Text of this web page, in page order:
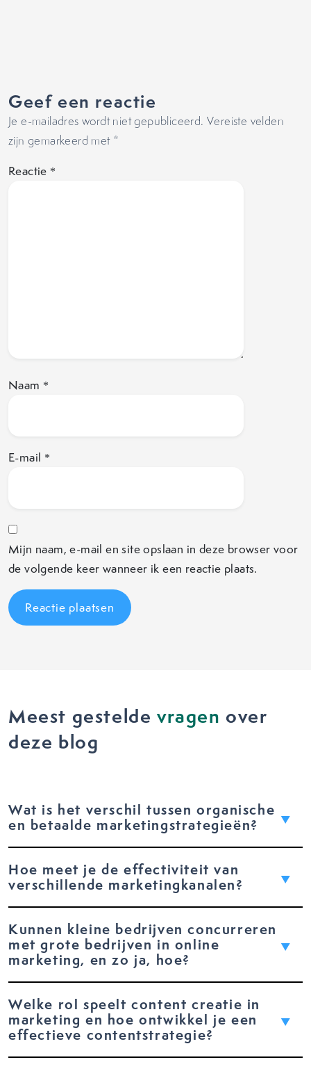
Geef een reactie
Je e-mailadres wordt niet gepubliceerd. Vereiste velden
zijn gemarkeerd met *
Reactie *
Naam *
E-mail *
Mijn naam, e-mail en site opslaan in deze browser voor
de volgende keer wanneer ik een reactie plaats.
Meest gesteldevragen over
deze blog
Wat is het verschil tussen organische
en betaalde marketingstrategieën?
Hoe meet je de effectiviteit van
verschillende marketingkanalen?
Kunnen kleine bedrijven concurreren
met grote bedrijven in online
marketing, en zo ja, hoe?
Welke rol speelt content creatie in
marketing en hoe ontwikkel je een
effectieve contentstrategie?